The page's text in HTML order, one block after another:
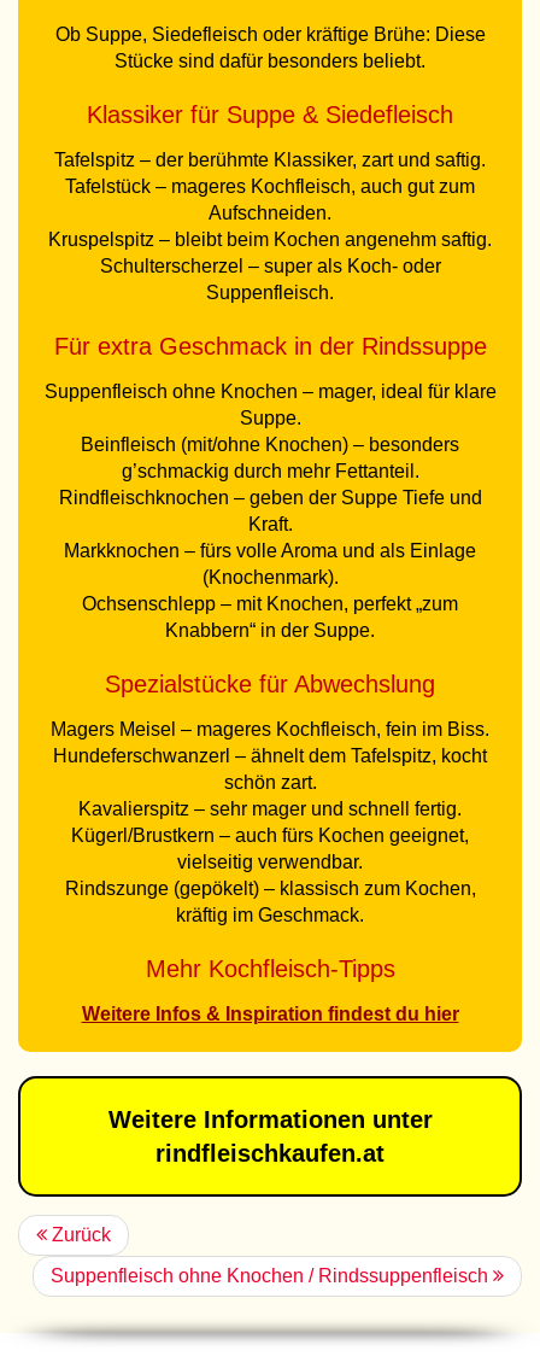
Ob Suppe, Siedefleisch oder kräftige Brühe: Diese
Stücke sind dafür besonders beliebt.
Klassiker für Suppe & Siedefleisch
Tafelspitz – der berühmte Klassiker, zart und saftig.
Tafelstück – mageres Kochfleisch, auch gut zum
Aufschneiden.
Kruspelspitz – bleibt beim Kochen angenehm saftig.
Schulterscherzel – super als Koch- oder
Suppenfleisch.
Für extra Geschmack in der Rindssuppe
Suppenfleisch ohne Knochen – mager, ideal für klare
Suppe.
Beinfleisch (mit/ohne Knochen) – besonders
g’schmackig durch mehr Fettanteil.
Rindfleischknochen – geben der Suppe Tiefe und
Kraft.
Markknochen – fürs volle Aroma und als Einlage
(Knochenmark).
Ochsenschlepp – mit Knochen, perfekt „zum
Knabbern“ in der Suppe.
Spezialstücke für Abwechslung
Magers Meisel – mageres Kochfleisch, fein im Biss.
Hundeferschwanzerl – ähnelt dem Tafelspitz, kocht
schön zart.
Kavalierspitz – sehr mager und schnell fertig.
Kügerl/Brustkern – auch fürs Kochen geeignet,
vielseitig verwendbar.
Rindszunge (gepökelt) – klassisch zum Kochen,
kräftig im Geschmack.
Mehr Kochfleisch-Tipps
Weitere Infos & Inspiration findest du hier
Weitere Informationen unter
rindfleischkaufen.at
Zurück
Suppenfleisch ohne Knochen / Rindssuppenfleisch